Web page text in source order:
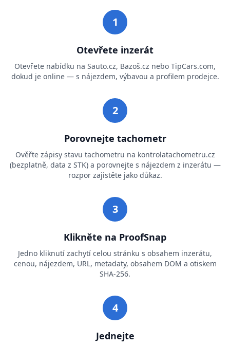
1
Otevřete inzerát
Otevřete nabídku na Sauto.cz, Bazoš.cz nebo TipCars.com,
dokud je online — s nájezdem, výbavou a profilem prodejce.
2
Porovnejte tachometr
Ověřte zápisy stavu tachometru na kontrolatachometru.cz
(bezplatně, data z STK) a porovnejte s nájezdem z inzerátu —
rozpor zajistěte jako důkaz.
3
Klikněte na ProofSnap
Jedno kliknutí zachytí celou stránku s obsahem inzerátu,
cenou, nájezdem, URL, metadaty, obsahem DOM a otiskem
SHA-256.
4
Jednejte